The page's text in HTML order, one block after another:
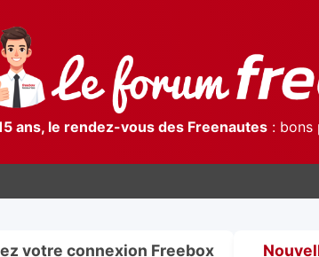
ans, le rendez-vous des Freenautes: bons
votre connexion Freebox